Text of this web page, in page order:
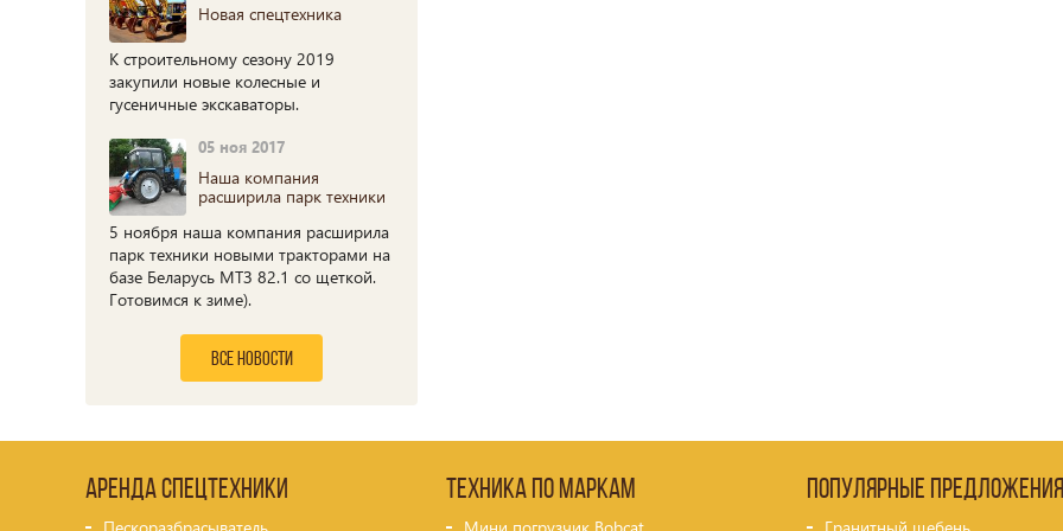
Новая спецтехника
К строительному сезону 2019
закупили новые колесные и
гусеничные экскаваторы.
05 ноя 2017
Наша компания
расширила парк техники
5 ноября наша компания расширила
парк техники новыми тракторами на
базе Беларусь МТЗ 82.1 со щеткой.
Готовимся к зиме).
все новости
Аренда спецтехники Техника по маркам Популярные предложения